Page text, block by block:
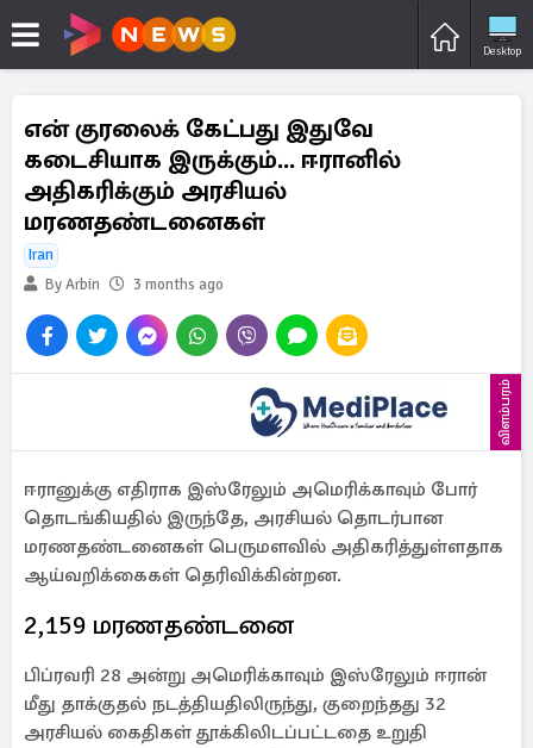
Desktop
என் குரலைக் கேட்பது இதுவே
கடைசியாக இருக்கும்... ஈரானில்
அதிகரிக்கும் அரசியல்
மரணதண்டனைகள்
Iran
By Arbin
3 months ago
விளம்பரம்
ஈரானுக்கு எதிராக இஸ்ரேலும் அமெரிக்காவும் போர்
தொடங்கியதில் இருந்தே, அரசியல் தொடர்பான
மரணதண்டனைகள் பெருமளவில் அதிகரித்துள்ளதாக
ஆய்வறிக்கைகள் தெரிவிக்கின்றன.
2,159 மரணதண்டனை
பிப்ரவரி 28 அன்று அமெரிக்காவும் இஸ்ரேலும் ஈரான்
மீது தாக்குதல் நடத்தியதிலிருந்து, குறைந்தது 32
அரசியல் கைதிகள் தூக்கிலிடப்பட்டதை உறுதி